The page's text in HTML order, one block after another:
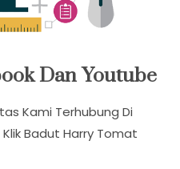
Dan Youtube
Kami Terhubung Di
Badut Harry Tomat